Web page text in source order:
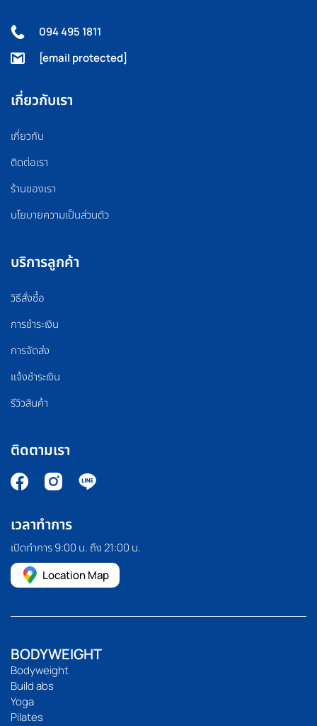
094 495 1811
[email protected]
เกี่ยวกับเรา
เกี่ยวกับ
ติดต่อเรา
ร้านของเรา
นโยบายความเป็นส่วนตัว
บริการลูกค้า
วิธีสั่งซื้อ
การชำระเงิน
การจัดส่ง
แจ้งชำระเงิน
รีวิวสินค้า
ติดตามเรา
เวลาทำการ
เปิดทำการ 9:00 น. ถึง 21:00 น.
Location Map
BODYWEIGHT
Bodyweight
Build abs
Yoga
Pilates